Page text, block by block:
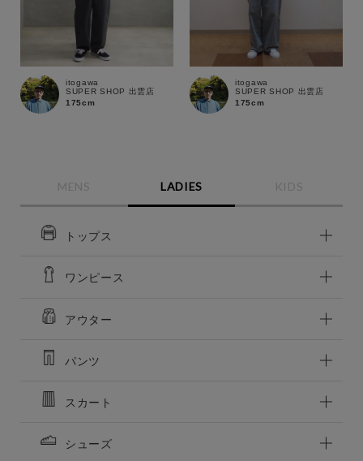
itogawa
SUPER SHOP 出雲店
175cm
itogawa
SUPER SHOP 出雲店
175cm
MENS LADIES KIDS
トップス
ワンピース
アウター
パンツ
スカート
シューズ